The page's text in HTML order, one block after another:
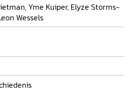
Yme Kuiper, Elyze Storms-
Wessels